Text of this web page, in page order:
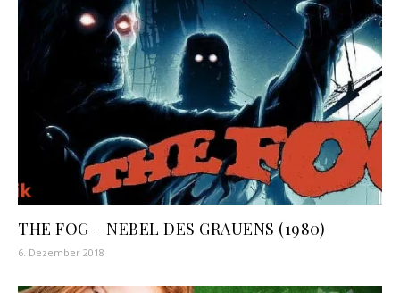
THE FOG – NEBEL DES GRAUENS (1980)
6. Dezember 2018